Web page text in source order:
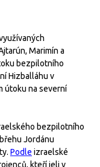
Marimín a
bezpilotního
Hizballáhu v
útoku na severní
bezpilotního
Jordánu
Podle izraelské
kteří jeli v